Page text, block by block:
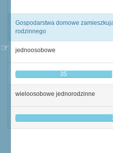
Gospodarstwa domowe
rodzinnego
jednoosobowe
35
wieloosobowe jednorodzinne